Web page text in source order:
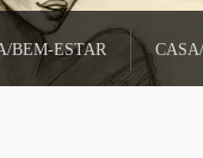
BEM-ESTAR